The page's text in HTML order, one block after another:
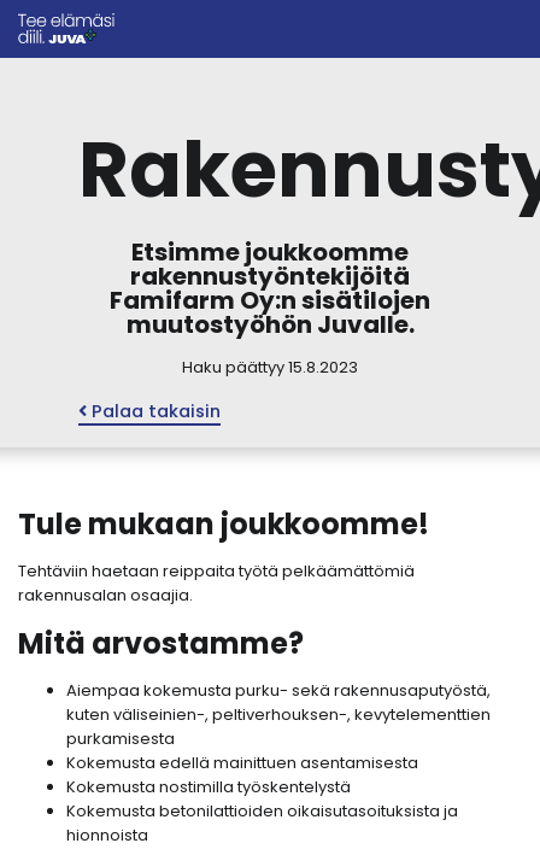
Etsimme joukkoomme
rakennustyöntekijöitä
Famifarm Oy:n sisätilojen
muutostyöhön Juvalle.
Haku päättyy 15.8.2023
Palaa takaisin
Tule mukaan joukkoomme!
Tehtäviin haetaan reippaita työtä pelkäämättömiä
rakennusalan osaajia.
Mitä arvostamme?
Aiempaa kokemusta purku- sekä rakennusaputyöstä,
kuten väliseinien-, peltiverhouksen-, kevytelementtien
purkamisesta
Kokemusta edellä mainittuen asentamisesta
Kokemusta nostimilla työskentelystä
Kokemusta betonilattioiden oikaisutasoituksista ja
hionnoista